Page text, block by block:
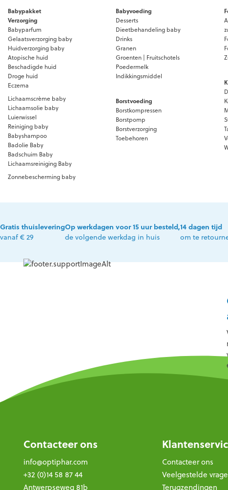
Babypakket
Verzorging
Babyparfum
Gelaatsverzorging baby
Huidverzorging baby
Atopische huid
Beschadigde huid
Droge huid
Eczema
Lichaamscrème baby
Lichaamsolie baby
Luierwissel
Reiniging baby
Babyshampoo
Badolie Baby
Badschuim Baby
Lichaamsreiniging Baby
Zonnebescherming baby
Babyvoeding
Desserts
Dieetbehandeling baby
Drinks
Granen
Groenten | Fruitschotels
Poedermelk
Indikkingsmiddel
Borstvoeding
Borstkompressen
Borstpomp
Borstverzorging
Toebehoren
Gratis thuislevering
vanaf € 29
Op werkdagen voor 15 uur besteld,
de volgende werkdag in huis
14 dagen tijd
om te
Contacteer ons
info@optiphar.com
+32 (0)14 58 87 44
Antwerpseweg 81b
Contacteer ons
Veelgestelde
Terugzendingen